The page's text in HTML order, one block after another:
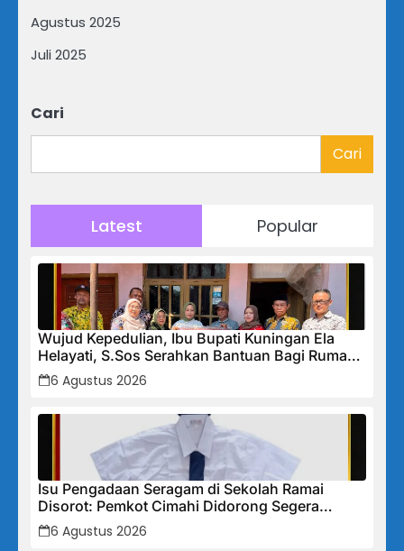
Agustus 2025
Juli 2025
Cari
Cari
Latest Popular
Wujud Kepedulian, Ibu Bupati Kuningan Ela
Helayati, S.Sos Serahkan Bantuan Bagi Rumah
Terdampak Bencana di Desa Karangkancana
6 Agustus 2026
Isu Pengadaan Seragam di Sekolah Ramai
Disorot: Pemkot Cimahi Didorong Segera
Lakukan Pembinaan dan Perbaikan Sistem
Secara Menyeluruh
6 Agustus 2026